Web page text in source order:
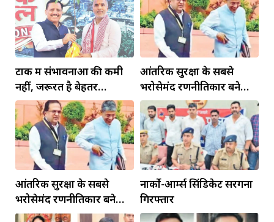
टोंक में संभावनाओं की कमी
नहीं, जरूरत है बेहतर
इंफ्रास्ट्रक्चर की
आंतरिक सुरक्षा के सबसे
भरोसेमंद रणनीतिकार बने
रहेंगे गोविंद मोहन
आंतरिक सुरक्षा के सबसे
भरोसेमंद रणनीतिकार बने
रहेंगे गोविंद मोहन
नार्को-आर्म्स सिंडिकेट सरगना
गिरफ्तार